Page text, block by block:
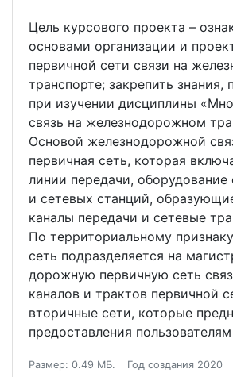
Цель курсового проекта –
основами организации и
первичной сети связи на
транспорте; закрепить знания,
при изучении дисциплины
связь на железнодорожном
Основой железнодорожной
первичная сеть, которая
линии передачи, оборудование
и сетевых станций,
каналы передачи и сетевые
По территориальному
сеть подразделяется на
дорожную первичную сеть
каналов и трактов первичной
вторичные сети, которые
предоставления пользователям
Размер: 0.49 МБ. Год создания 2020